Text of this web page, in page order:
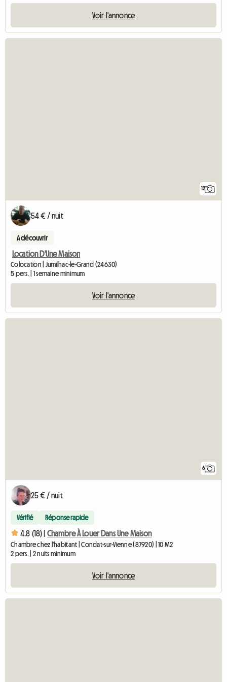
Voir l'annonce
12
54 € / nuit
A découvrir
Location D'Une Maison
Colocation | Jumilhac-le-Grand (24630)
5 pers. | 1 semaine minimum
Voir l'annonce
6
25 € / nuit
Vérifié Réponse rapide
4.8 (18) | Chambre À Louer Dans Une Maison
Chambre chez l'habitant | Condat-sur-Vienne (87920) | 10 M2
2 pers. | 2 nuits minimum
Voir l'annonce